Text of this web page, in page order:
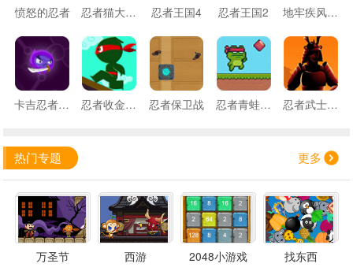
愤怒的忍者 忍者猫大冒险 忍者王国4 忍者王国2 地牢疾风忍者
卡吉忍者反击 忍者收金币2 忍者保卫战 忍者青蛙冒险 忍者武士记忆卡
热门专题 更多
万圣节 西游 2048小游戏 找东西